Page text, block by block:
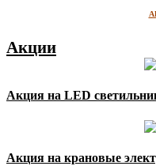
Акции
Акция на LED
Акция на крановые